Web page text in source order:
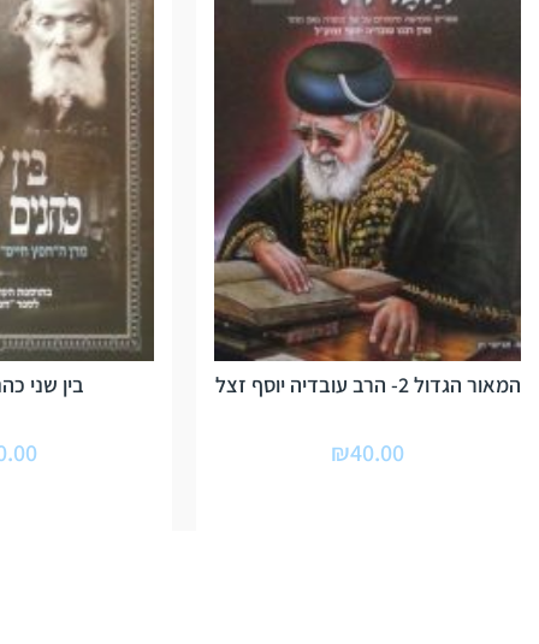
המאור הגדול 2- הרב עובדיה יוסף זצל
₪40.00
בין שני